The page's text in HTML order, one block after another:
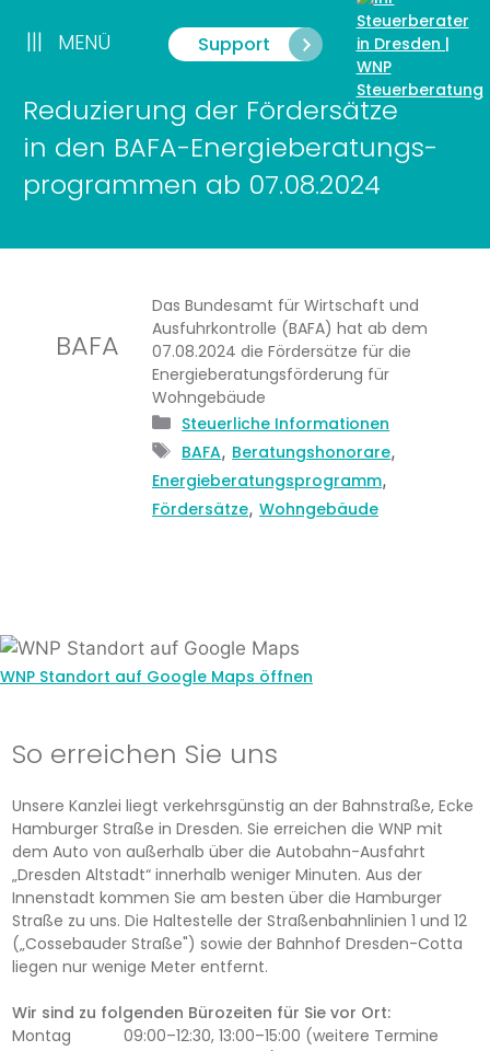
Inhalt
springen
Support
||| MENÜ
Reduzierung der Fördersätze
in den BAFA-Energieberatungs-
programmen ab 07.08.2024
BAFA
Das Bundesamt für Wirtschaft und
Ausfuhrkontrolle (BAFA) hat ab dem
07.08.2024 die Fördersätze für die
Energieberatungsförderung für
Wohngebäude
Kategorien
Steuerliche Informationen
Schlagwörter
BAFA, Beratungshonorare,
Energieberatungsprogramm,
Fördersätze, Wohngebäude
WNP Standort auf Google Maps öffnen
So erreichen Sie uns
Unsere Kanzlei liegt verkehrsgünstig an der Bahnstraße, Ecke
Hamburger Straße in Dresden. Sie erreichen die WNP mit
dem Auto von außerhalb über die Autobahn-Ausfahrt
„Dresden Altstadt“ innerhalb weniger Minuten. Aus der
Innenstadt kommen Sie am besten über die Hamburger
Straße zu uns. Die Haltestelle der Straßenbahnlinien 1 und 12
(„Cossebauder Straße") sowie der Bahnhof Dresden-Cotta
liegen nur wenige Meter entfernt.
Wir sind zu folgenden Bürozeiten für Sie vor Ort:
Montag
09:00–12:30, 13:00–15:00 (weitere Termine